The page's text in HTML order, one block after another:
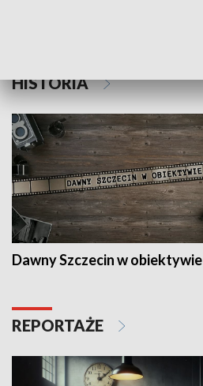
HISTORIA
Dawny Szczecin w obiektywie
REPORTAŻE